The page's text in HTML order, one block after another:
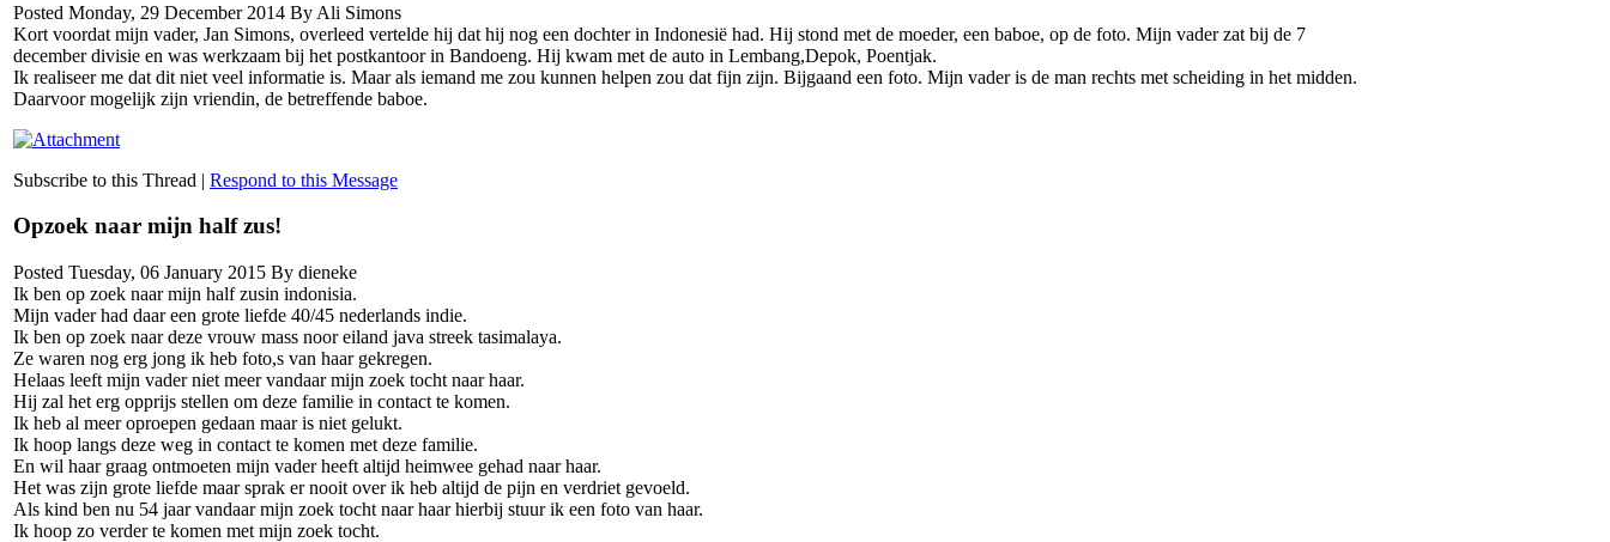
Posted Monday, 29 December 2014 By Ali Simons
Kort voordat mijn vader, Jan Simons, overleed vertelde hij dat hij nog een dochter in Indonesië had. Hij stond met de moeder, een baboe, op de foto. Mijn vader zat bij de 7
december divisie en was werkzaam bij het postkantoor in Bandoeng. Hij kwam met de auto in Lembang,Depok, Poentjak.
Ik realiseer me dat dit niet veel informatie is. Maar als iemand me zou kunnen helpen zou dat fijn zijn. Bijgaand een foto. Mijn vader is de man rechts met scheiding in het midden.
Daarvoor mogelijk zijn vriendin, de betreffende baboe.
Subscribe to this Thread | Respond to this Message
Opzoek naar mijn half zus!
Posted Tuesday, 06 January 2015 By dieneke
Ik ben op zoek naar mijn half zusin indonisia.
Mijn vader had daar een grote liefde 40/45 nederlands indie.
Ik ben op zoek naar deze vrouw mass noor eiland java streek tasimalaya.
Ze waren nog erg jong ik heb foto,s van haar gekregen.
Helaas leeft mijn vader niet meer vandaar mijn zoek tocht naar haar.
Hij zal het erg opprijs stellen om deze familie in contact te komen.
Ik heb al meer oproepen gedaan maar is niet gelukt.
Ik hoop langs deze weg in contact te komen met deze familie.
En wil haar graag ontmoeten mijn vader heeft altijd heimwee gehad naar haar.
Het was zijn grote liefde maar sprak er nooit over ik heb altijd de pijn en verdriet gevoeld.
Als kind ben nu 54 jaar vandaar mijn zoek tocht naar haar hierbij stuur ik een foto van haar.
Ik hoop zo verder te komen met mijn zoek tocht.